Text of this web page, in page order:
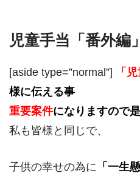
児童手当「番外編」
[aside type=”normal”] 「
様に伝える事
重要案件になりますので
私も皆様と同じで、
子供の幸せの為に 「一生